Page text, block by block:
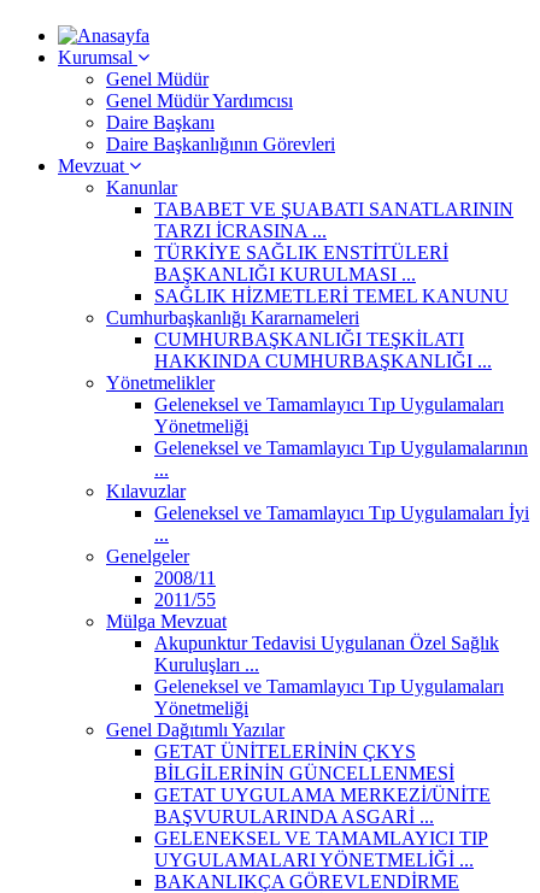
Kurumsal
Genel Müdür
Genel Müdür Yardımcısı
Daire Başkanı
Daire Başkanlığının Görevleri
Mevzuat
Kanunlar
TABABET VE ŞUABATI SANATLARININ
TARZI İCRASINA ...
TÜRKİYE SAĞLIK ENSTİTÜLERİ
BAŞKANLIĞI KURULMASI ...
SAĞLIK HİZMETLERİ TEMEL KANUNU
Cumhurbaşkanlığı Kararnameleri
CUMHURBAŞKANLIĞI TEŞKİLATI
HAKKINDA CUMHURBAŞKANLIĞI ...
Yönetmelikler
Geleneksel ve Tamamlayıcı Tıp Uygulamaları
Yönetmeliği
Geleneksel ve Tamamlayıcı Tıp Uygulamalarının
...
Kılavuzlar
Geleneksel ve Tamamlayıcı Tıp Uygulamaları İyi
...
Genelgeler
2008/11
2011/55
Mülga Mevzuat
Akupunktur Tedavisi Uygulanan Özel Sağlık
Kuruluşları ...
Geleneksel ve Tamamlayıcı Tıp Uygulamaları
Yönetmeliği
Genel Dağıtımlı Yazılar
GETAT ÜNİTELERİNİN ÇKYS
BİLGİLERİNİN GÜNCELLENMESİ
GETAT UYGULAMA MERKEZİ/ÜNİTE
BAŞVURULARINDA ASGARİ ...
GELENEKSEL VE TAMAMLAYICI TIP
UYGULAMALARI YÖNETMELİĞİ ...
BAKANLIKÇA GÖREVLENDİRME